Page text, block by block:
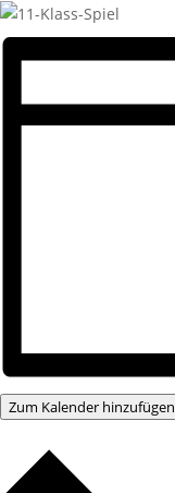
Zum Kalender hinzufügen